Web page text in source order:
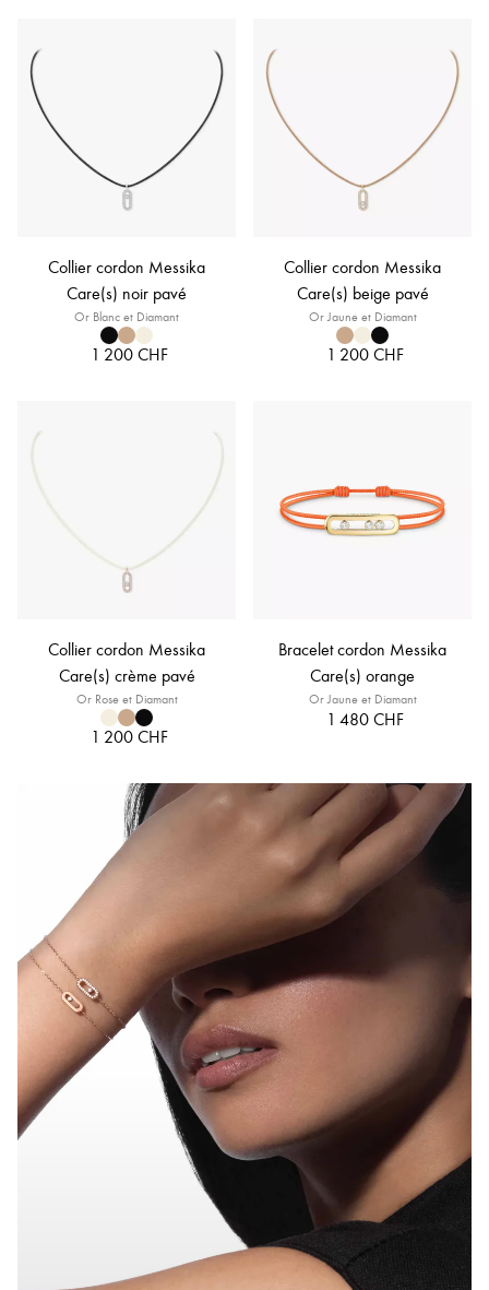
Collier cordon Messika
Care(s) noir pavé
Or Blanc et Diamant
1 200 CHF
Collier cordon Messika
Care(s) beige pavé
Or Jaune et Diamant
1 200 CHF
Collier cordon Messika
Care(s) crème pavé
Or Rose et Diamant
1 200 CHF
Bracelet cordon Messika
Care(s) orange
Or Jaune et Diamant
1 480 CHF